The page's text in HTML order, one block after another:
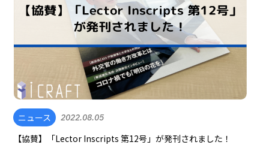
ニュース 2022.08.05
【協賛】「Lector Inscripts 第12号」が発刊されました！